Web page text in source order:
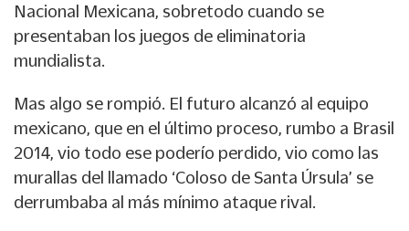
Nacional Mexicana, sobretodo cuando se
presentaban los juegos de eliminatoria
mundialista.
Mas algo se rompió. El futuro alcanzó al equipo
mexicano, que en el último proceso, rumbo a Brasil
2014, vio todo ese poderío perdido, vio como las
murallas del llamado ‘Coloso de Santa Úrsula’ se
derrumbaba al más mínimo ataque rival.